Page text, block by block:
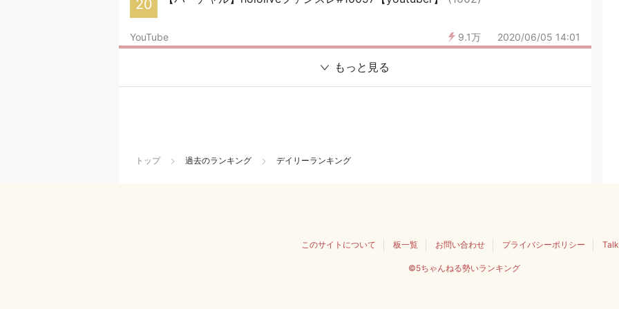
20
9.1万 2020/06/05 14:01
YouTube
もっと見る
トップ 過去のランキング デイリーランキング
このサイトについて 板一覧 お問い合わせ プライバシーポリシー
©5ちゃんねる勢いランキング